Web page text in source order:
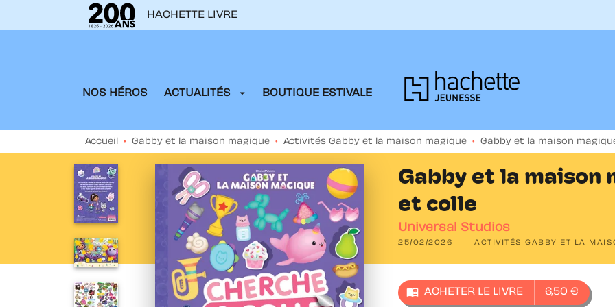
MENU
HACHETTE LIVRE
NOS HÉROS ACTUALITÉS arrow_drop_down BOUTIQUE ESTIVALE
Accueil • Gabby et la maison magique • Activités Gabby et la maison magique • Gabby et la maison
Gabby et la maison
et colle
Universal Studios
25/02/2026 ACTIVITÉS GABBY ET LA
menu_book ACHETER LE LIVRE 6,50 €